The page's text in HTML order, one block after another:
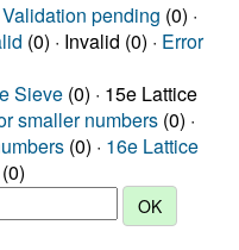
Validation pending (0) ·
(0) · Invalid (0) · Error
Sieve (0) · 15e Lattice
smaller numbers (0) ·
(0) · 16e Lattice
(0)